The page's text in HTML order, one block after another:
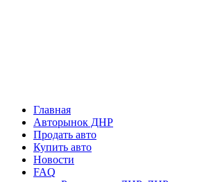
Главная
Авторынок ДНР
Продать авто
Купить авто
Новости
FAQ